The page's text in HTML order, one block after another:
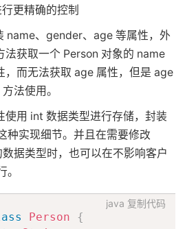
更精确的控制
name、gender、age 等属性，外
法获取一个 Person 对象的 name
，而无法获取 age 属性，但是 age
法使用。
使用 int 数据类型进行存储，封装
种实现细节。并且在需要修改
据类型时，也可以在不影响客户
java 复制代码
Person
{